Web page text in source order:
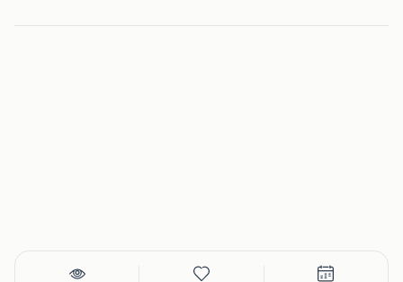
Mail: sales@overkappingplaza.nl